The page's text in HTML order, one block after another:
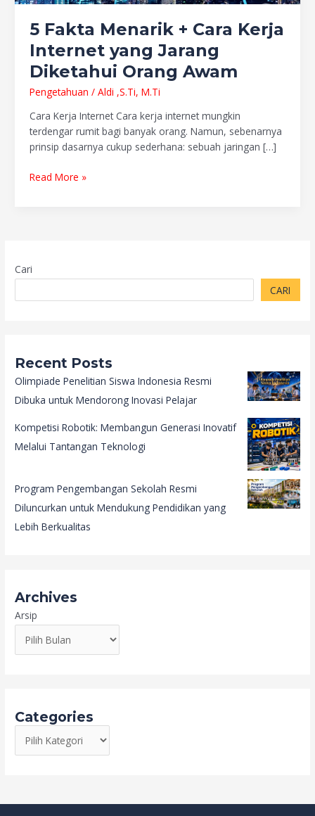
5 Fakta Menarik + Cara Kerja
Internet yang Jarang
Diketahui Orang Awam
Pengetahuan / Aldi ,S.Ti, M.Ti
Cara Kerja Internet Cara kerja internet mungkin
terdengar rumit bagi banyak orang. Namun, sebenarnya
prinsip dasarnya cukup sederhana: sebuah jaringan […]
Orang
Awam
Read More »
Cari
CARI
Recent Posts
Olimpiade Penelitian Siswa Indonesia Resmi
Dibuka untuk Mendorong Inovasi Pelajar
Kompetisi Robotik: Membangun Generasi Inovatif
Melalui Tantangan Teknologi
Program Pengembangan Sekolah Resmi
Diluncurkan untuk Mendukung Pendidikan yang
Lebih Berkualitas
Archives
Arsip
Categories